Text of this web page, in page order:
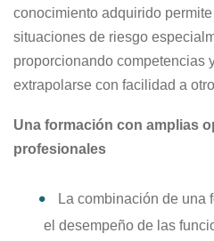
conocimiento adquirido
situaciones de riesgo
proporcionando competencias
extrapolarse con facilidad a
Una formación con amplias
profesionales
La combinación de una
el desempeño de las